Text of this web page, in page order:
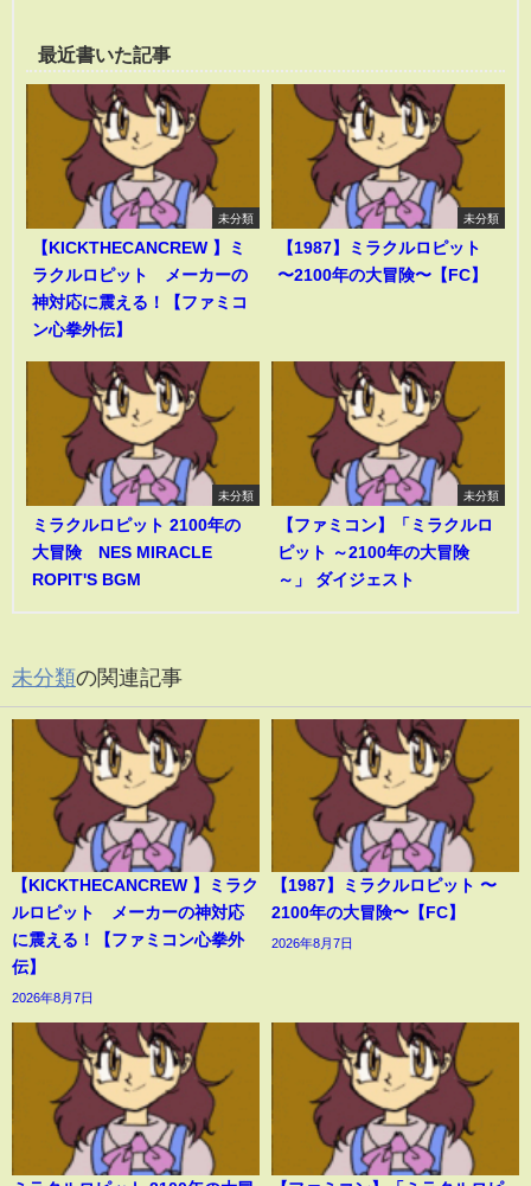
最近書いた記事
未分類
【KICKTHECANCREW 】ミ
ラクルロピット メーカーの
神対応に震える！【ファミコ
ン心拳外伝】
未分類
【1987】ミラクルロピット
〜2100年の大冒険〜【FC】
未分類
ミラクルロピット 2100年の
大冒険 NES MIRACLE
ROPIT'S BGM
未分類
【ファミコン】「ミラクルロ
ピット ～2100年の大冒険
～」 ダイジェスト
未分類の関連記事
【KICKTHECANCREW 】ミラク
ルロピット メーカーの神対応
に震える！【ファミコン心拳外
伝】
2026年8月7日
【1987】ミラクルロピット 〜
2100年の大冒険〜【FC】
2026年8月7日